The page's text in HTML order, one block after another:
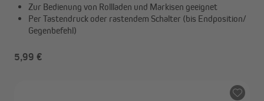
Zur Bedienung von Rollladen und Markisen geeignet
Per Tastendruck oder rastendem Schalter (bis Endposition/
Gegenbefehl)
5,99 €